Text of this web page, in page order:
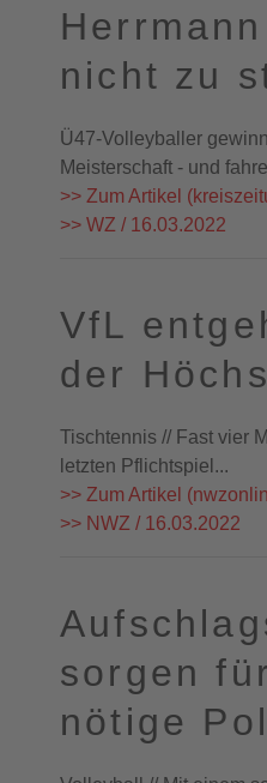
nicht zu
Ü47-Volleyballer
Meisterschaft - und
>> Zum Artikel
>> WZ / 16.03.2022
VfL
der
Tischtennis // Fast vier
letzten Pflichtspiel...
>> Zum Artikel
>> NWZ / 16.03.2022
sorgen
nötige